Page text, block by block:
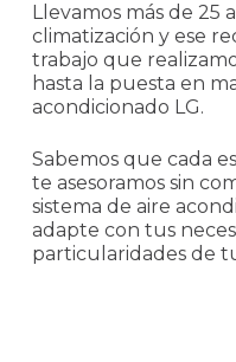
Llevamos más de 25
climatización y ese
trabajo que
hasta la puesta en
acondicionado LG.
Sabemos que cada
te asesoramos sin
sistema de aire
adapte con tus
particularidades de